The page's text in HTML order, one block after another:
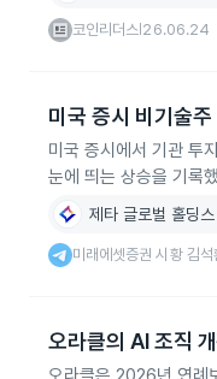
코인리더스 26.06.24
미국 증시 비기술
미국 증시에서 기관 투
눈에 띄는 상승을 기록
제타 글로벌 홀딩스
미래에셋증권 시황 김석
오라클의 AI 조직